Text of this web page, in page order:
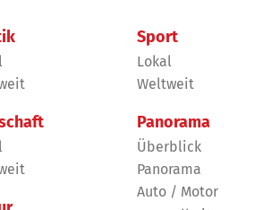
Sport
Lokal
Weltweit
Panorama
Überblick
Panorama
Auto / Motor